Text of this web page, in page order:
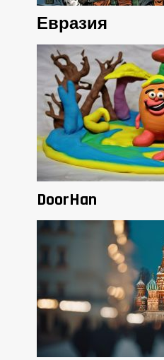
Евразия
DoorHan